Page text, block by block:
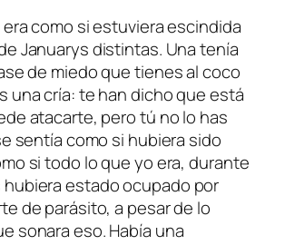
era como si estuviera escindida
Januarys distintas. Una tenía
de miedo que tienes al coco
una cría: te han dicho que está
atacarte, pero tú no lo has
sentía como si hubiera sido
si todo lo que yo era, durante
estado ocupado por
de parásito, a pesar de lo
sonara eso. Había una